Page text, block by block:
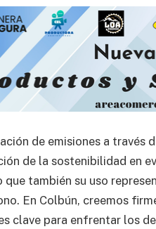
de emisiones a través
de la sostenibilidad en
que también su uso
En Colbún, creemos
clave para enfrentar los